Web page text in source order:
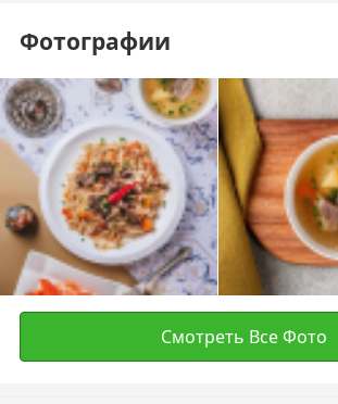
Фотографии
Смотреть Все Фото